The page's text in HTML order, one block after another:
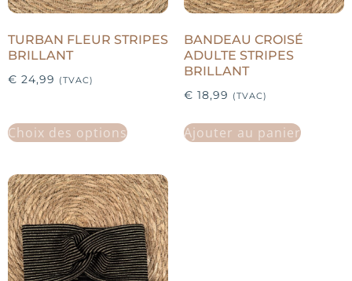
TURBAN FLEUR STRIPES
BRILLANT
€ 24,99 (TVAC)
Choix des options
BANDEAU CROISÉ
ADULTE STRIPES
BRILLANT
€ 18,99 (TVAC)
Ajouter au panier